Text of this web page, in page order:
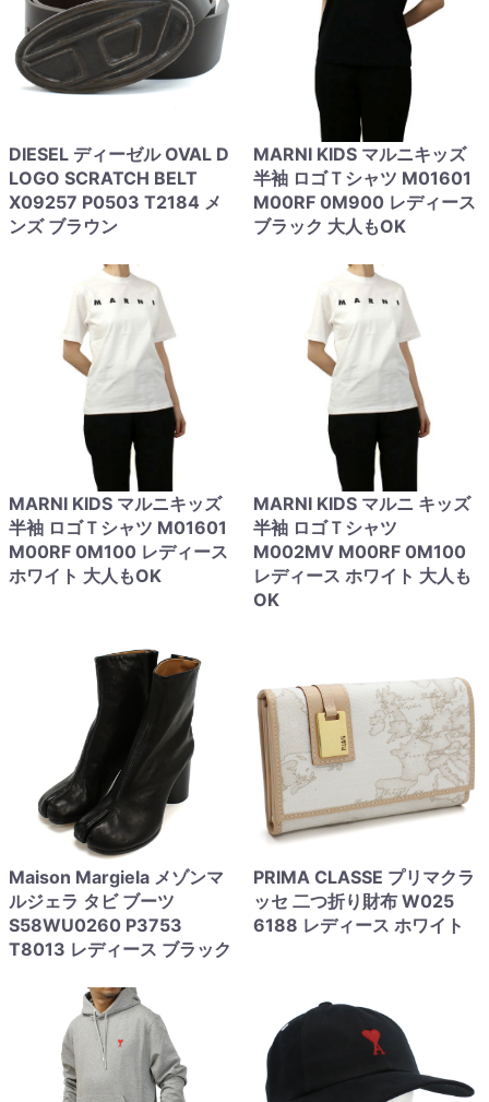
DIESEL ディーゼル OVAL D
LOGO SCRATCH BELT
X09257 P0503 T2184 メ
ンズ ブラウン
MARNI KIDS マルニキッズ
半袖 ロゴＴシャツ M01601
M00RF 0M900 レディース
ブラック 大人もOK
MARNI KIDS マルニキッズ
半袖 ロゴＴシャツ M01601
M00RF 0M100 レディース
ホワイト 大人もOK
MARNI KIDS マルニ キッズ
半袖 ロゴＴシャツ
M002MV M00RF 0M100
レディース ホワイト 大人も
OK
Maison Margiela メゾンマ
ルジェラ タビ ブーツ
S58WU0260 P3753
T8013 レディース ブラック
PRIMA CLASSE プリマクラ
ッセ 二つ折り財布 W025
6188 レディース ホワイト